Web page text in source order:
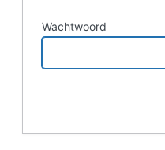
Wachtwoord